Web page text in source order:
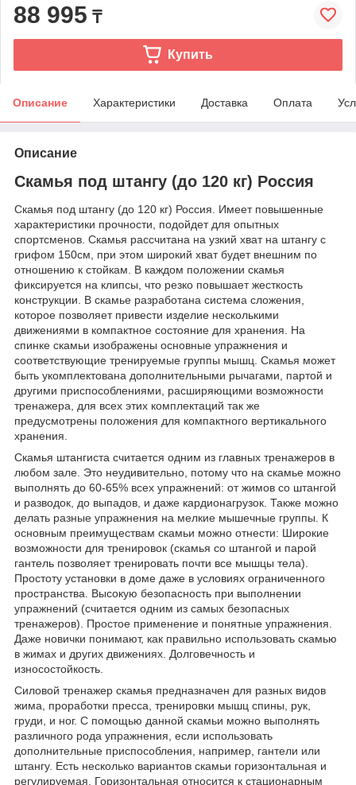
88 995 ₸
Купить
Описание Характеристики Доставка Оплата
Описание
Скамья под штангу (до 120 кг) Россия
Скамья под штангу (до 120 кг) Россия. Имеет повышенные
характеристики прочности, подойдет для опытных
спортсменов. Скамья рассчитана на узкий хват на штангу с
грифом 150см, при этом широкий хват будет внешним по
отношению к стойкам. В каждом положении скамья
фиксируется на клипсы, что резко повышает жесткость
конструкции. В скамье разработана система сложения,
которое позволяет привести изделие несколькими
движениями в компактное состояние для хранения. На
спинке скамьи изображены основные упражнения и
соответствующие тренируемые группы мышц. Скамья может
быть укомплектована дополнительными рычагами, партой и
другими приспособлениями, расширяющими возможности
тренажера, для всех этих комплектаций так же
предусмотрены положения для компактного вертикального
хранения.
Скамья штангиста считается одним из главных тренажеров в
любом зале. Это неудивительно, потому что на скамье можно
выполнять до 60-65% всех упражнений: от жимов со штангой
и разводок, до выпадов, и даже кардионагрузок. Также можно
делать разные упражнения на мелкие мышечные группы. К
основным преимуществам скамьи можно отнести: Широкие
возможности для тренировок (скамья со штангой и парой
гантель позволяет тренировать почти все мышцы тела).
Простоту установки в доме даже в условиях ограниченного
пространства. Высокую безопасность при выполнении
упражнений (считается одним из самых безопасных
тренажеров). Простое применение и понятные упражнения.
Даже новички понимают, как правильно использовать скамью
в жимах и других движениях. Долговечность и
износостойкость.
Силовой тренажер скамья предназначен для разных видов
жима, проработки пресса, тренировки мышц спины, рук,
груди, и ног. С помощью данной скамьи можно выполнять
различного рода упражнения, если использовать
дополнительные приспособления, например, гантели или
штангу. Есть несколько вариантов скамьи горизонтальная и
регулируемая. Горизонтальная относится к стационарным